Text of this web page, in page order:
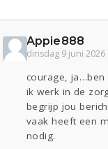
Appie888
dinsdag 9 juni 2026
courage, ja…ben
ik werk in de
begrijp jou
vaak heeft een
nodig.